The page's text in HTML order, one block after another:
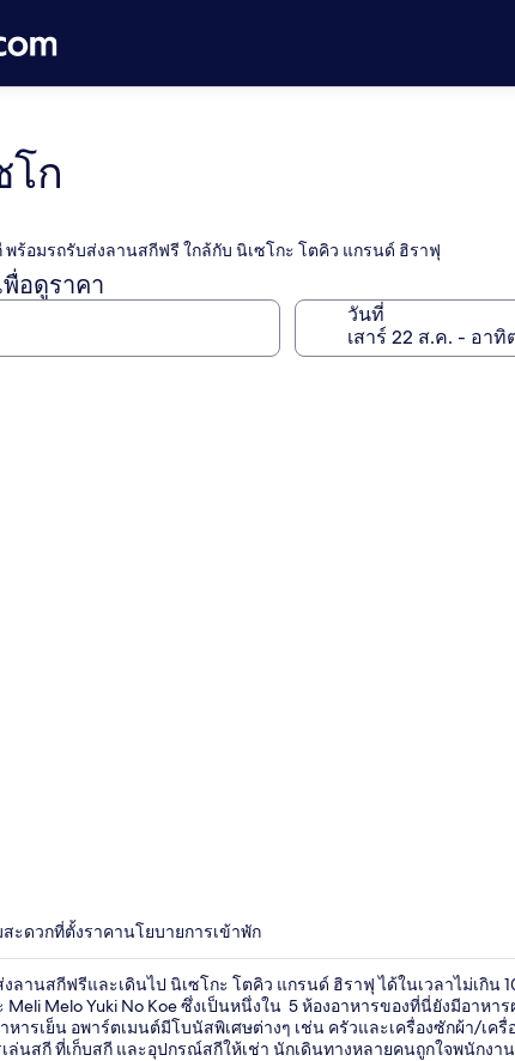
โก
พร้อมรถรับส่งลานสกีฟรี ใกล้กับ นิเซโกะ โตคิว แกรนด์ ฮิราฟุ
พื่อดูราคา
วันที่
ะดวกที่ตั้งราคานโยบายการเข้าพัก
ลานสกีฟรีและเดินไป นิเซโกะ โตคิว แกรนด์ ฮิราฟุ ได้ในเวลาไม่เกิน
Melo Yuki No Koe ซึ่งเป็นหนึ่งใน 5 ห้องอาหารของที่นี่ยังมีอาหาร
หารเย็น อพาร์ตเมนต์มีโบนัสพิเศษต่างๆ เช่น ครัวและเครื่องซักผ้า/เค
ล่นสกี ที่เก็บสกี และอุปกรณ์สกีให้เช่า นักเดินทางหลายคนถูกใจพนักงาน